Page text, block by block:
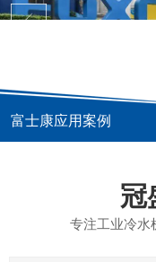
富士康应用案例
冠
专注工业冷水